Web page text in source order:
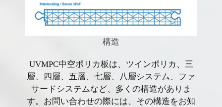
構造
UVMPC中空ポリカ板は、ツインポリカ、三
層、四層、五層、七層、八層システム、ファ
サードシステムなど、多くの構造がありま
す。お問い合わせの際には、その構造をお知